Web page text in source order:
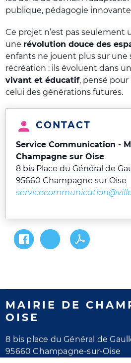
publique, pédagogie
Ce projet n’est pas seulement
une révolution douce des
enfants ne jouent plus sur une
récréation : ils évoluent dans
vivant et éducatif, pensé
celui des générations futures.
CONTACT
Service Communication -
Champagne sur Oise
8 bis Place du Général de
95660 Champagne sur Oise
MAIRIE DE
OISE
8 bis place du Général de
95660 Champagne-sur-Oise